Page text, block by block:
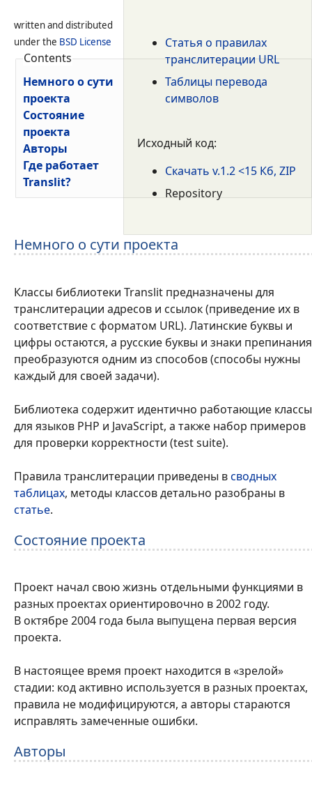
Статья о правилах
транслитерации URL
Таблицы перевода
символов
Исходный код:
Скачать v.1.2 <15 Кб, ZIP
Repository
written and distributed
under the BSD License
Contents
Немного о сути
проекта
Состояние
проекта
Авторы
Где работает
Translit?
Немного о сути проекта
Классы библиотеки Translit предназначены для
транслитерации адресов и ссылок (приведение их в
соответствие с форматом URL). Латинские буквы и
цифры остаются, а русские буквы и знаки препинания
преобразуются одним из способов (способы нужны
каждый для своей задачи).
Библиотека содержит идентично работающие классы
для языков PHP и JavaScript, а также набор примеров
для проверки корректности (test suite).
Правила транслитерации приведены всводных
таблицах, методы классов детально разобраны в
статье.
Состояние проекта
Проект начал свою жизнь отдельными функциями в
разных проектах ориентировочно в 2002 году.
В октябре 2004 года была выпущена первая версия
проекта.
В настоящее время проект находится в «зрелой»
стадии: код активно используется в разных проектах,
правила не модифицируются, а авторы стараются
исправлять замеченные ошибки.
Авторы